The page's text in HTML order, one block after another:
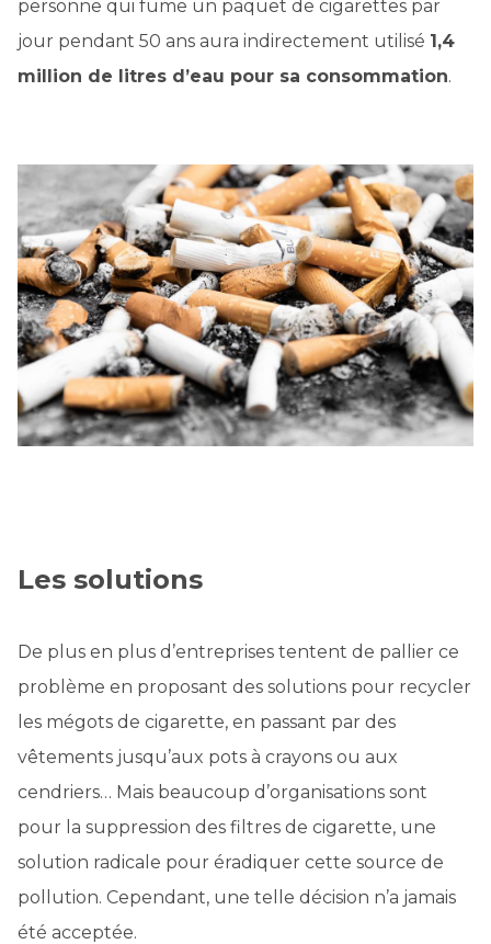
personne qui fume un paquet de cigarettes par
jour pendant 50 ans aura indirectement utilisé 1,4
million de litres d’eau pour sa consommation.
Les solutions
De plus en plus d’entreprises tentent de pallier ce
problème en proposant des solutions pour recycler
les mégots de cigarette, en passant par des
vêtements jusqu’aux pots à crayons ou aux
cendriers… Mais beaucoup d’organisations sont
pour la suppression des filtres de cigarette, une
solution radicale pour éradiquer cette source de
pollution. Cependant, une telle décision n’a jamais
été acceptée.